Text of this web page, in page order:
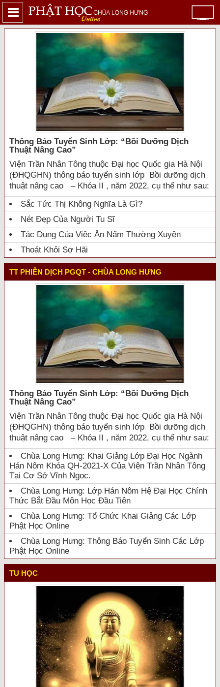
Thông Báo Tuyển Sinh Lớp: “bồi Dưỡng Dịch
Thuật Nâng Cao”
Viện Trần Nhân Tông thuộc Đại học Quốc gia Hà Nội
(ĐHQGHN) thông báo tuyển sinh lớp Bồi dưỡng dịch
thuật nâng cao – Khóa II , năm 2022, cụ thể như sau:
Sắc Tức Thị Không Nghĩa Là Gì?
Nét Đẹp Của Người Tu Sĩ
Tác Dụng Của Việc Ăn Nấm Thường Xuyên
Thoát Khỏi Sợ Hãi
TT PHIÊN DỊCH PGQT - CHÙA LONG HƯNG
Thông Báo Tuyển Sinh Lớp: “bồi Dưỡng Dịch
Thuật Nâng Cao”
Viện Trần Nhân Tông thuộc Đại học Quốc gia Hà Nội
(ĐHQGHN) thông báo tuyển sinh lớp Bồi dưỡng dịch
thuật nâng cao – Khóa II , năm 2022, cụ thể như sau:
Chùa Long Hưng: Khai Giảng Lớp Đại Học Ngành
Hán Nôm Khóa QH-2021-X Của Viện Trần Nhân Tông
Tại Cơ Sở Vĩnh Ngọc.
Chùa Long Hưng: Lớp Hán Nôm Hệ Đại Học Chính
Thức Bắt Đầu Môn Học Đầu Tiên
Chùa Long Hưng: Tổ Chức Khai Giảng Các Lớp
Phật Học Online
Chùa Long Hưng: Thông Báo Tuyển Sinh Các Lớp
Phật Học Online
TU HỌC